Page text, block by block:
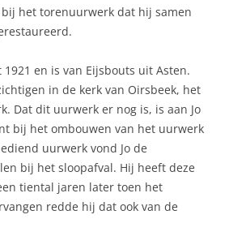
het torenuurwerk dat hij samen
en is van Eijsbouts uit Asten.
in de kerk van Oirsbeek, het
Dat dit uurwerk er nog is, is aan Jo
bij het ombouwen van het uurwerk
uurwerk vond Jo de
bij het sloopafval. Hij heeft deze
tiental jaren later toen het
redde hij dat ook van de